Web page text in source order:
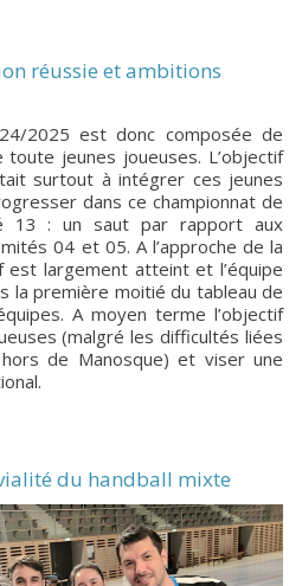
réussie et ambitions
jeunes joueuses. L’objectif
surtout à intégrer ces jeunes
dans ce championnat de
13 : un saut par rapport aux
04 et 05. A l’approche de la
largement atteint et l’équipe
la première moitié du tableau de
A moyen terme l’objectif
(malgré les difficultés liées
de Manosque) et viser une
du handball mixte